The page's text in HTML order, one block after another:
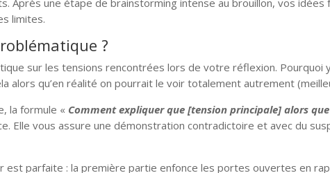
limites.
?
sur les tensions rencontrées lors de votre réflexion. Pourquoi
alors qu’en réalité on pourrait le voir totalement autrement
la formule « Comment expliquer que [tension principale] alors
Elle vous assure une démonstration contradictoire et avec du
est parfaite : la première partie enfonce les portes ouvertes en